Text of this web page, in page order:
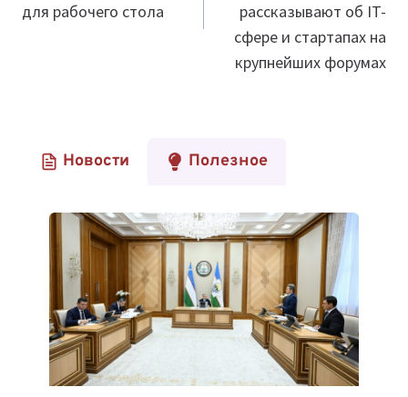
для рабочего стола
рассказывают об IT-
сфере и стартапах на
крупнейших форумах
Новости Полезное